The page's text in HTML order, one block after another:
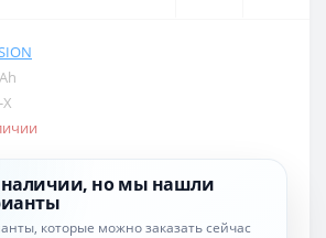
наличии, но мы нашли
которые можно заказать сейчас